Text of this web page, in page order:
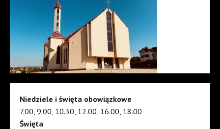
Niedziele i święta obowiązkowe
7.00, 9.00, 10.30, 12.00, 16.00, 18.00
Święta